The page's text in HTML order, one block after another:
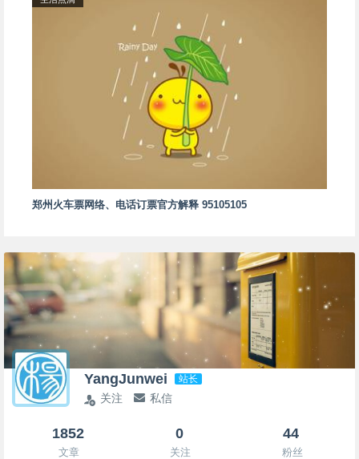
郑州火车票网络、电话订票官方解释 95105105
YangJunwei 站长
关注 私信
1852
文章
0
关注
44
粉丝